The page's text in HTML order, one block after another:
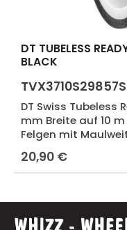
DT TUBELESS
BLACK
TVX3710S29857S
DT Swiss Tubeless
mm Breite auf 10
Felgen mit
Regulärer Preis:
20,90 €